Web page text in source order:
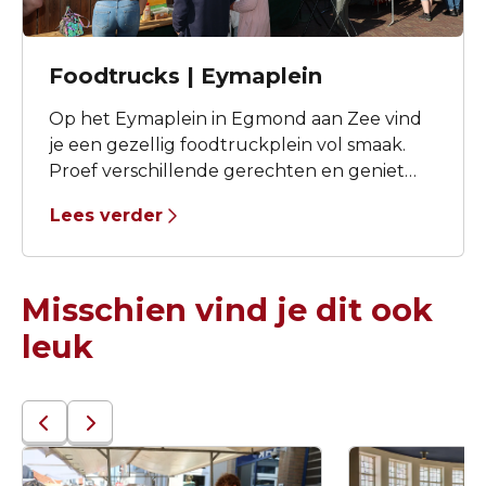
Foodtrucks | Eymaplein
Op het Eymaplein in Egmond aan Zee vind
je een gezellig foodtruckplein vol smaak.
Proef verschillende gerechten en geniet
wat wils!
Lees verder
Misschien vind je dit ook
leuk